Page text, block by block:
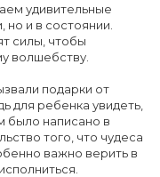
удивительные
и в состоянии.
силы, чтобы
волшебству.
подарки от
для ребенка увидеть,
было написано в
того, что чудеса
важно верить в